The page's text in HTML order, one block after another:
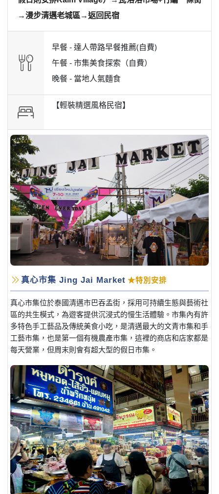
→漫步清邁老城區→返回民宿
早餐 -達人帶路早餐推薦(自費)
午餐 -市集美食探索（自費）
晚餐 - 當地人氣麵食
【輕裝精選風格民宿】
真心市集 Jing Jai Market ★特別安排
真心市集位於泰國清邁市巴吞孟街，採用可持續生態與藝術社
區的共生模式，為遊客提供沉浸式的慢生活體驗。市集內有許
多特色手工藝品及傳統美食小吃，是清邁最大的文青市集和手
工藝市集，也是第一個有機農產市集，這裡的商店和店家都是
每天營業，但周末則會有超大型的假日市集。